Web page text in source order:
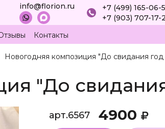
info@florion.ru
+7 (499) 165-06-
+7 (903) 707-17-
Контакты
Новогодняя композиция "До свидания год
"До
арт.6567 4900